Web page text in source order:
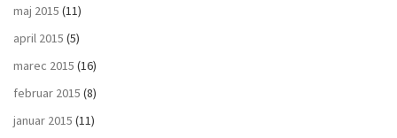
maj 2015 (11)
april 2015 (5)
marec 2015 (16)
februar 2015 (8)
januar 2015 (11)